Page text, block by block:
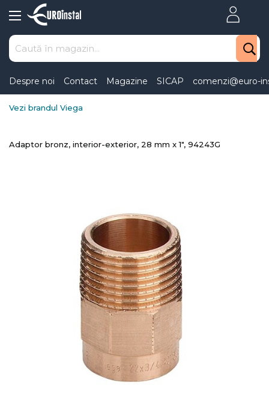
to
Content
Despre noi Contact Magazine SICAP comenzi@euro-
Vezi brandul Viega
Adaptor bronz, interior-exterior, 28 mm x 1", 94243G